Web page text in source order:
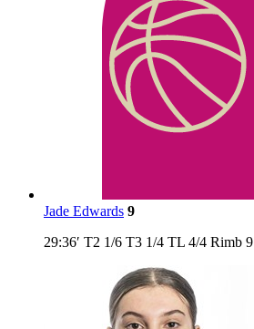
Jade Edwards 9
29:36′ T2 1/6 T3 1/4 TL 4/4 Rimb 9